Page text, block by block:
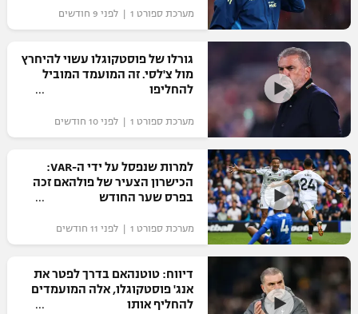
רץ ברשת
תוצאות
לוח שידורים
ברחבה
"מעל הליגה" – פודקאסט
מכבי חיפה
בית"ר ירושלים
מכבי תל אביב
הפועל תל אביב
הפועל חיפה
הפועל באר שבע
מכבי נתניה
בני יהודה
ליגה איטלקית
ליגה צרפתית
ליגה הולנדית
ליגה סינית
ליגה ברזילאית
ליגות נוספות
מכבי תל אביב
הפועל חולון
הפועל ירושלים
דני אבדיה
יורוקאפ
כדוריד
כדורעף
ג'ודו
אגרוף
ספורט אולימפי
היאבקות WWE
מערכת ספורט 1 | לפני 9 חודשים
גורלו של פוסטקוגלו עשוי להיחרץ
מול צ'לסי. זה המועמד המוביל
להחליפו
מערכת ספורט 1 | לפני 10 חודשים
למרות שנפסל על ידי ה-VAR:
הכישרון הצעיר של פולהאם זכה
בפרס שער החודש
מערכת ספורט 1 | לפני 11 חודשים
דיווח: טוטנהאם בדרך לפטר את
אנג' פוסטקוגלו, אלה המועמדים
להחליף אותו